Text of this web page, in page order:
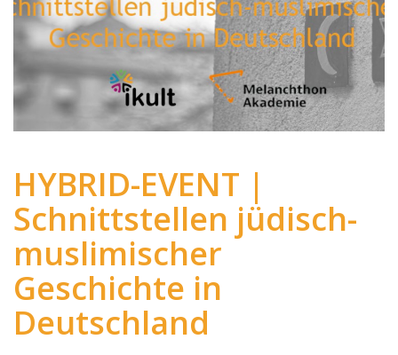
HYBRID-EVENT |
Schnittstellen jüdisch-
muslimischer
Geschichte in
Deutschland